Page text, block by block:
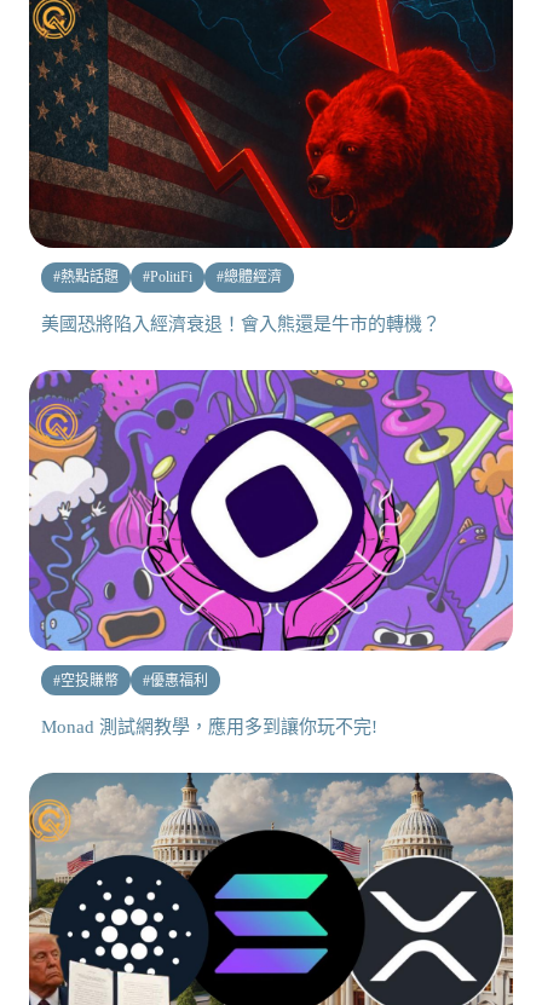
#熱點話題 #PolitiFi #總體經濟
美國恐將陷入經濟衰退！會入熊還是牛市的轉機？
#空投賺幣 #優惠福利
Monad 測試網教學，應用多到讓你玩不完!